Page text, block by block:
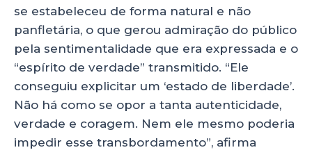
se estabeleceu de forma natural e não
panfletária, o que gerou admiração do público
pela sentimentalidade que era expressada e o
“espírito de verdade” transmitido. “Ele
conseguiu explicitar um ‘estado de liberdade’.
Não há como se opor a tanta autenticidade,
verdade e coragem. Nem ele mesmo poderia
impedir esse transbordamento”, afirma